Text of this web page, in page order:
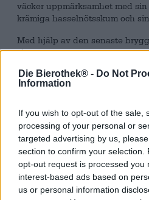
Die Bierothek® - Do Not
Information
If you wish to opt-out of the sale,
processing of your personal or
targeted advertising by us,
section to confirm your selection.
opt-out request is processed you
interest-based ads based on
us or personal information
väcker uppmärksamhet med
krämiga hasselnötsskum och
Med hjälp av den senaste
råvaror vill bryggeriet föra in
utvalt urval av choklad och
ölet dess komplexitet och dess
konsistens.
Black Heart rinner in i glaset i
krönt med en mössa av tätt,
bukett med nyrostade
fyller luften och lockar dig att
en fyllig kropp som för
bittersöt espresso och silkeslen
överraskande milda
integrerad i aromaterna.